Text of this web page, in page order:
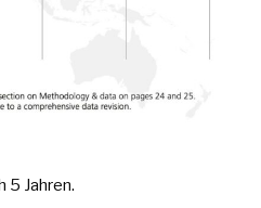
5 Jahren.